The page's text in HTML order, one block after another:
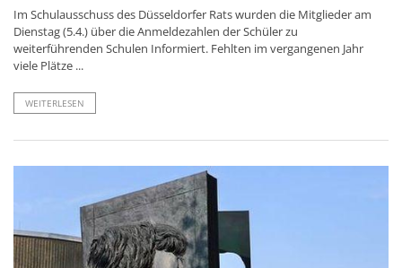
Im Schulausschuss des Düsseldorfer Rats wurden die Mitglieder am
Dienstag (5.4.) über die Anmeldezahlen der Schüler zu
weiterführenden Schulen Informiert. Fehlten im vergangenen Jahr
viele Plätze ...
WEITERLESEN